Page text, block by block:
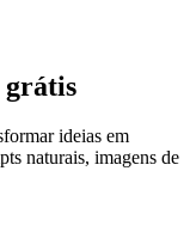
grátis
ideias em
naturais, imagens de